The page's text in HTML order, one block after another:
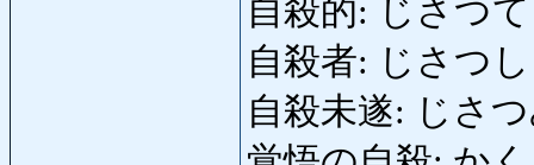
自殺的: じさつ
自殺者: じさつ
自殺未遂: じさつ